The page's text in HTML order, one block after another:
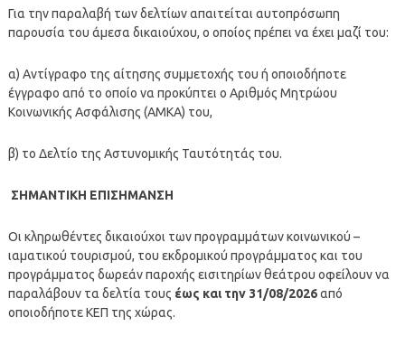
Για την παραλαβή των δελτίων απαιτείται αυτοπρόσωπη
παρουσία του άμεσα δικαιούχου, ο οποίος πρέπει να έχει μαζί του:
α) Αντίγραφο της αίτησης συμμετοχής του ή οποιοδήποτε
έγγραφο από το οποίο να προκύπτει ο Αριθμός Μητρώου
Κοινωνικής Ασφάλισης (ΑΜΚΑ) του,
β) το Δελτίο της Αστυνομικής Ταυτότητάς του.
ΣΗΜΑΝΤΙΚΗ ΕΠΙΣΗΜΑΝΣΗ
Οι κληρωθέντες δικαιούχοι των προγραμμάτων κοινωνικού –
ιαματικού τουρισμού, του εκδρομικού προγράμματος και του
προγράμματος δωρεάν παροχής εισιτηρίων θεάτρου οφείλουν να
παραλάβουν τα δελτία τους έως και την 31/08/2026από
οποιοδήποτε ΚΕΠ της χώρας.